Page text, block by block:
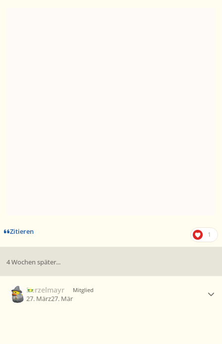
Zitieren 1
4 Wochen später...
Berzelmayr Mitglied
27. März27. Mär